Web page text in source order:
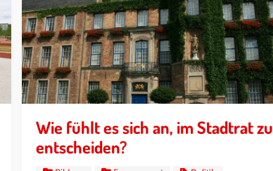
Wie fühlt es sich an, im Stadtrat zu
entscheiden?